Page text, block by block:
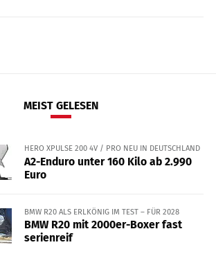
MEIST GELESEN
HERO XPULSE 200 4V / PRO NEU IN DEUTSCHLAND
A2-Enduro unter 160 Kilo ab 2.990
Euro
BMW R20 ALS ERLKÖNIG IM TEST – FÜR 2028
BMW R20 mit 2000er-Boxer fast
serienreif